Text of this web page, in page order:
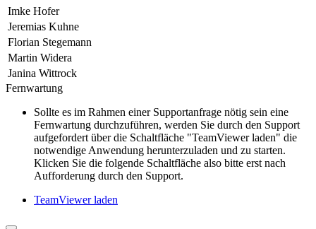
Imke Hofer
Jeremias Kuhne
Florian Stegemann
Martin Widera
Janina Wittrock
Fernwartung
Sollte es im Rahmen einer Supportanfrage nötig sein eine
Fernwartung durchzuführen, werden Sie durch den Support
aufgefordert über die Schaltfläche "TeamViewer laden" die
notwendige Anwendung herunterzuladen und zu starten.
Klicken Sie die folgende Schaltfläche also bitte erst nach
Aufforderung durch den Support.
TeamViewer laden